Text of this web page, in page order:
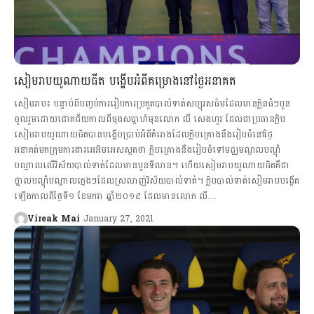
សៀមរាបយូណាយធីត បង្ហើបអំពីគម្រោងនៅថ្ងៃអនាគត
សៀមរាប៖ បន្ទាប់ពីបញ្ចប់ការរៀបការប្រកួតបាល់ទាត់សប្បុរសធ៌មដែលមានក្លិនធំៗបួន
ចូលរួមដោយជោគជ័យកាលពីចុងសប្ដាហ៍មុនលោក លី សេងហួរ ដែលជាប្រធានក្លិប
សៀមរាបយូណាយធិតបានបង្ហើបប្រាប់អំពីគំរោងដែលក្លិបគ្រោងនឹងរៀបចំនៅថ្ងៃ
អនាគត់មកក្រុមការងារអេអិមអេសស្ពតថា ក្លិបគ្រោងនឹងរៀបចំទៅមជ្ឈមណ្ឌលបណ្ដុំ
បណ្ដាលលើវិស័យបាល់ទាត់ដែលមានបួនទីលាន។ ហើយសៀមរាបយូណាយធិតគឺជា
ថ្នាលបណ្ដុំបណ្ដាលក្មេងៗដែលស្រលាញ់វិស័យបាល់ទាត់។ ក្លិបបាល់ទាត់សៀមរាបបង្កើត
ឡើងកាលពីថ្ងៃទី១ ខែមករា ឆ្នាំ២០១៩ ដែលមានលោក លី…
Vireak Mai January 27, 2021